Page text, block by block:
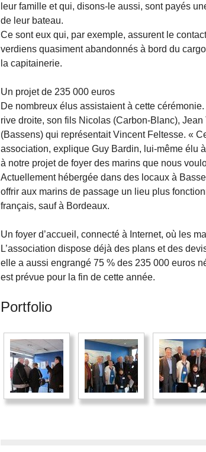
leur famille et qui, disons-le aussi, sont payés
de leur bateau.
Ce sont eux qui, par exemple, assurent le
verdiens quasiment abandonnés à bord du
la capitainerie.
Un projet de 235 000 euros
De nombreux élus assistaient à cette
rive droite, son fils Nicolas (Carbon-Blanc),
(Bassens) qui représentait Vincent Feltesse. «
association, explique Guy Bardin, lui-même élu
à notre projet de foyer des marins que nous
Actuellement hébergée dans des locaux à
offrir aux marins de passage un lieu plus
français, sauf à Bordeaux.
Un foyer d’accueil, connecté à Internet, où les
L’association dispose déjà des plans et des
elle a aussi engrangé 75 % des 235 000 euros
est prévue pour la fin de cette année.
Portfolio